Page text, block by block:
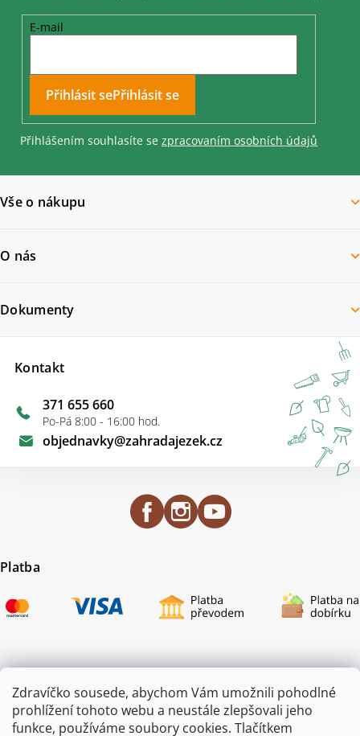
Zdravíčko sousede, abychom Vám umožnili pohodlné
prohlížení tohoto webu a neustále zlepšovali jeho
funkce, používáme soubory cookies. Tlačítkem
E-mail
Přihlásit se
Přihlášením souhlasíte se zpracovaním osobních údajů
Vše o nákupu
O nás
Kontakt
objednavky@zahradajezek.cz
371 655 660
Po-Pá 8:00 - 16:00 hod.
Dokumenty
Platba
Certifikace